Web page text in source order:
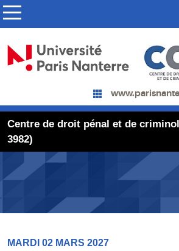
Centre de droit pénal et de
3982)
MARDI 02 MARS 2027